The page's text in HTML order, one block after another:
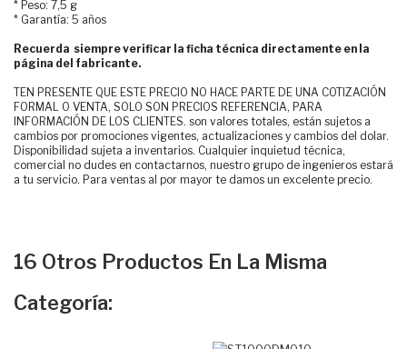
* Peso: 7,5 g
* Garantía: 5 años
Recuerda siempre verificar la ficha técnica directamente en la
página del fabricante.
TEN PRESENTE QUE ESTE PRECIO NO HACE PARTE DE UNA COTIZACIÓN
FORMAL O VENTA, SOLO SON PRECIOS REFERENCIA, PARA
INFORMACIÓN DE LOS CLIENTES. son valores totales, están sujetos a
cambios por promociones vigentes, actualizaciones y cambios del dolar.
Disponibilidad sujeta a inventarios. Cualquier inquietud técnica,
comercial no dudes en contactarnos, nuestro grupo de ingenieros estará
a tu servicio. Para ventas al por mayor te damos un excelente precio.
16 Otros Productos En La Misma
Categoría: